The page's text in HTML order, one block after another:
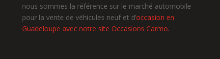
nous sommes la référence sur le marché automobile
pour la vente de véhicules neuf et d’occasion en
Guadeloupe avec notre site Occasions Carmo.